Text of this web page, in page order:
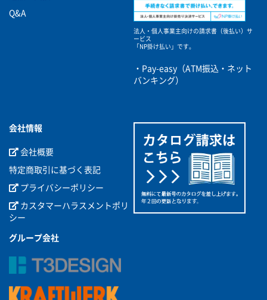
Q&A
法人・個人事業主向けの請求書（後払い）サ
ービス
「NP掛け払い」です。
・Pay-easy（ATM振込・ネット
バンキング）
会社情報
会社概要
特定商取引に基づく表記
プライバシーポリシー
カスタマーハラスメントポリ
シー
グループ会社